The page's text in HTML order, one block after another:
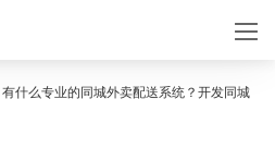
有什么专业的同城外卖配送系统？开发同城